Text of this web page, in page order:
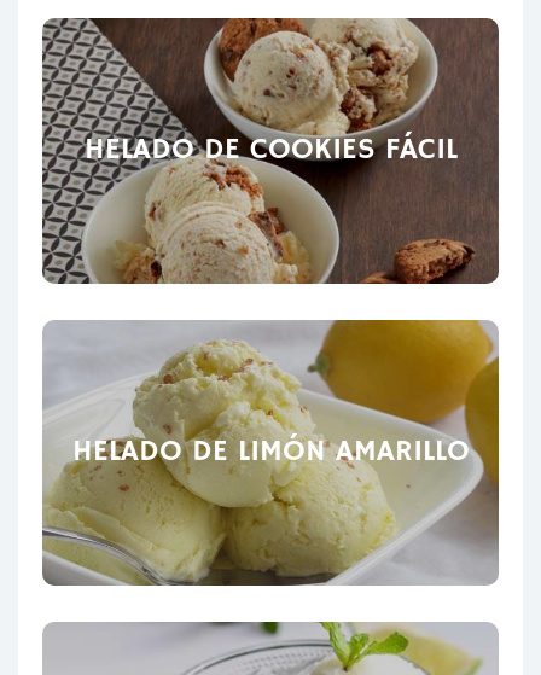
HELADO DE COOKIES FÁCIL
HELADO DE LIMÓN AMARILLO